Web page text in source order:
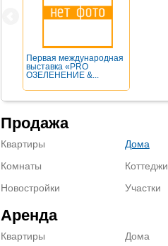
Первая международная
выставка «PRO
ОЗЕЛЕНЕНИЕ &...
Продажа
Квартиры
Комнаты
Новостройки
Дома
Коттеджи
Участки
Аренда
Квартиры
Дома